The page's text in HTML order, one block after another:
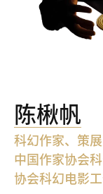
陈楸帆
科幻作家、策展
中国作家协会
协会科幻电影